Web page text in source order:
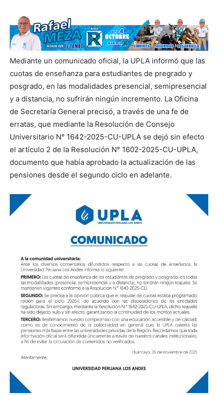
Mediante un comunicado oficial, la UPLA informó que las
cuotas de enseñanza para estudiantes de pregrado y
posgrado, en las modalidades presencial, semipresencial
y a distancia, no sufrirán ningún incremento. La Oficina
de Secretaría General precisó, a través de una fe de
erratas, que mediante la Resolución de Consejo
Universitario N° 1642-2025-CU-UPLA se dejó sin efecto
el artículo 2 de la Resolución N° 1602-2025-CU-UPLA,
documento que había aprobado la actualización de las
pensiones desde el segundo ciclo en adelante.